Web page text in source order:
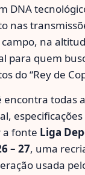
DNA
nas
na
para quem
do “Rey de
encontra todas
a fonte Liga
– 27, uma
usada